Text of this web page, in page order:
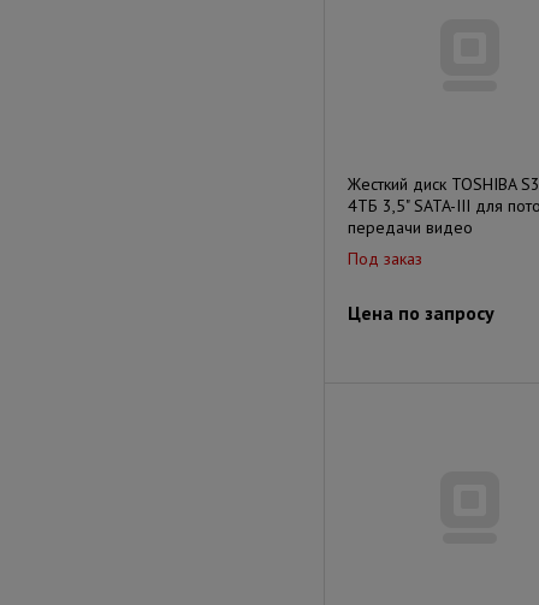
Жесткий диск TOSHIBA
4ТБ 3,5" SATA-III для
передачи видео
Под заказ
Цена по запросу